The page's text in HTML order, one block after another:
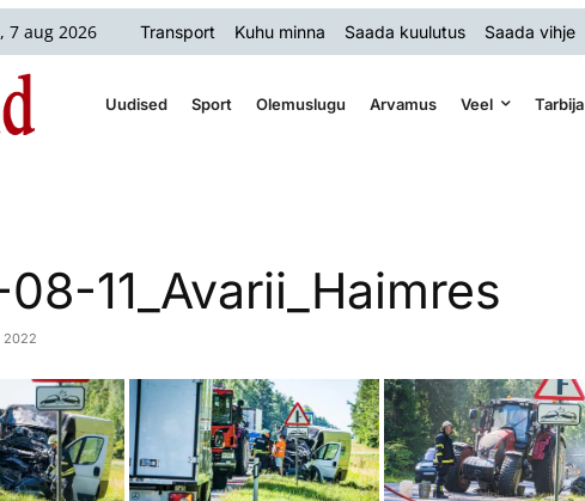
7 aug 2026 Transport Kuhu minna Saada kuulutus Saada vihje
Uudised Sport Olemuslugu Arvamus Veel Tarbija
11_Avarii_Haimres
2022